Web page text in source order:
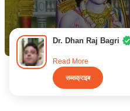
Dr. Dhan Raj Bagri
Read More
सब्सक्राइब